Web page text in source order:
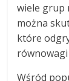
wiele grup
można
które
Wśród